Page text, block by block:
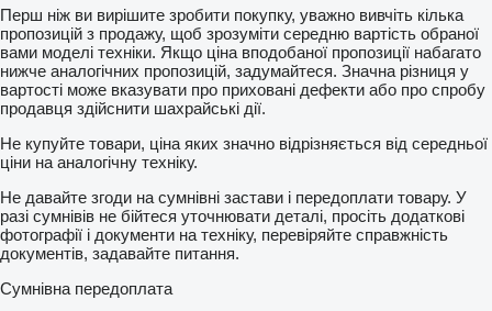
Перш ніж ви вирішите зробити покупку, уважно вивчіть кілька
пропозицій з продажу, щоб зрозуміти середню вартість обраної
вами моделі техніки. Якщо ціна вподобаної пропозиції набагато
нижче аналогічних пропозицій, задумайтеся. Значна різниця у
вартості може вказувати про приховані дефекти або про спробу
продавця здійснити шахрайські дії.
Не купуйте товари, ціна яких значно відрізняється від середньої
ціни на аналогічну техніку.
Не давайте згоди на сумнівні застави і передоплати товару. У
разі сумнівів не бійтеся уточнювати деталі, просіть додаткові
фотографії і документи на техніку, перевіряйте справжність
документів, задавайте питання.
Сумнівна передоплата